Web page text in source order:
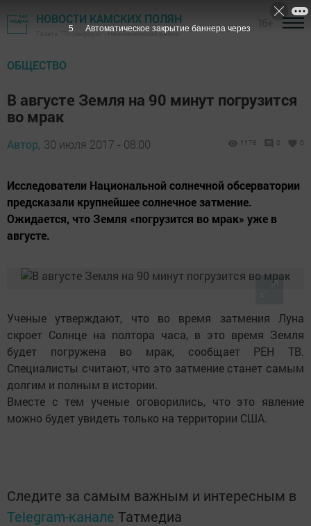
НОВОСТИ КАМСКИХ ПОЛЯН
Газета "Посинформ" - Нижнекамский район
ОБЩЕСТВО
В августе Земля на 90 минут погрузится
во мрак
Автор, 30 июля 2017 - 08:00 1176 0 0
Исследователи Национальной солнечной обсерватории
предсказали крупнейшее солнечное затмение.
Ожидается, что Земля «погрузится во мрак» уже в
августе.
Ученые утверждают, что во время затмения Луна
скроет Солнце на полтора часа, в это время Земля
будет погружена во мрак, сообщает РЕН ТВ.
Специалисты считают, что это затмение станет самым
долгим и полным в истории.
Вместе с тем ученые оговорились, что это явление
можно будет увидеть только на территории США.
Следите за самым важным и интересным в
Telegram-канале Татмедиа
5 Автоматическое закрытие баннера через